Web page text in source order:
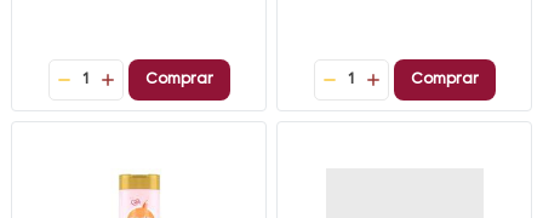
1 Comprar 1 Comprar